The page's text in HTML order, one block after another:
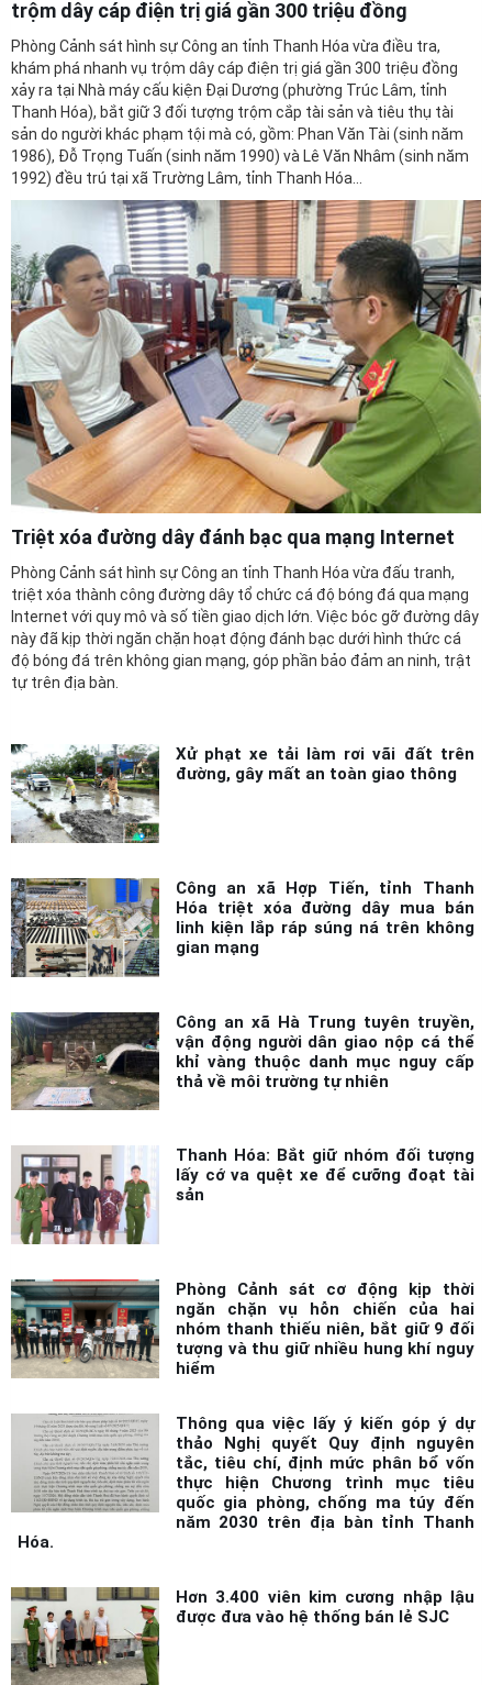
trộm dây cáp điện trị giá gần 300 triệu đồng
Phòng Cảnh sát hình sự Công an tỉnh Thanh Hóa vừa điều tra,
khám phá nhanh vụ trộm dây cáp điện trị giá gần 300 triệu đồng
xảy ra tại Nhà máy cấu kiện Đại Dương (phường Trúc Lâm, tỉnh
Thanh Hóa), bắt giữ 3 đối tượng trộm cắp tài sản và tiêu thụ tài
sản do người khác phạm tội mà có, gồm: Phan Văn Tài (sinh năm
1986), Đỗ Trọng Tuấn (sinh năm 1990) và Lê Văn Nhâm (sinh năm
1992) đều trú tại xã Trường Lâm, tỉnh Thanh Hóa...
Triệt xóa đường dây đánh bạc qua mạng Internet
Phòng Cảnh sát hình sự Công an tỉnh Thanh Hóa vừa đấu tranh,
triệt xóa thành công đường dây tổ chức cá độ bóng đá qua mạng
Internet với quy mô và số tiền giao dịch lớn. Việc bóc gỡ đường dây
này đã kịp thời ngăn chặn hoạt động đánh bạc dưới hình thức cá
độ bóng đá trên không gian mạng, góp phần bảo đảm an ninh, trật
tự trên địa bàn.
Xử phạt xe tải làm rơi vãi đất trên
đường, gây mất an toàn giao thông
Công an xã Hợp Tiến, tỉnh Thanh
Hóa triệt xóa đường dây mua bán
linh kiện lắp ráp súng ná trên không
gian mạng
Công an xã Hà Trung tuyên truyền,
vận động người dân giao nộp cá thể
khỉ vàng thuộc danh mục nguy cấp
thả về môi trường tự nhiên
Thanh Hóa: Bắt giữ nhóm đối tượng
lấy cớ va quệt xe để cưỡng đoạt tài
sản
Phòng Cảnh sát cơ động kịp thời
ngăn chặn vụ hỗn chiến của hai
nhóm thanh thiếu niên, bắt giữ 9 đối
tượng và thu giữ nhiều hung khí nguy
hiểm
Thông qua việc lấy ý kiến góp ý dự
thảo Nghị quyết Quy định nguyên
tắc, tiêu chí, định mức phân bổ vốn
thực hiện Chương trình mục tiêu
quốc gia phòng, chống ma túy đến
năm 2030 trên địa bàn tỉnh Thanh
Hóa.
Hơn 3.400 viên kim cương nhập lậu
được đưa vào hệ thống bán lẻ SJC